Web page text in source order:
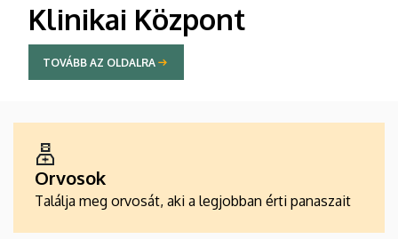
Klinikai Központ
TOVÁBB AZ OLDALRA
Orvosok
Találja meg orvosát, aki a legjobban érti panaszait